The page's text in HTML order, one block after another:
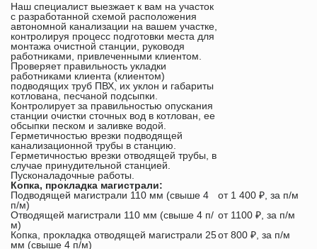
Наш специалист выезжает к вам на участок
с разработанной схемой расположения
автономной канализации на вашем участке,
контролируя процесс подготовки места для
монтажа очистной станции, руководя
работниками, привлеченными клиентом.
Проверяет правильность укладки
работниками клиента (клиентом)
подводящих труб ПВХ, их уклон и габариты
котлована, песчаной подсыпки.
Контролирует за правильностью опускания
станции очистки сточных вод в котлован, ее
обсыпки песком и заливке водой.
Герметичностью врезки подводящей
канализационной трубы в станцию.
Герметичностью врезки отводящей трубы, в
случае принудительной станцией.
Пусконаладочные работы.
Копка, прокладка магистрали:
Подводящей магистрали 110 мм (свыше 4
п/м)
от 1 400 ₽, за п/м
Отводящей магистрали 110 мм (свыше 4 п/
м)
от 1100 ₽, за п/м
Копка, прокладка отводящей магистрали 25
мм (свыше 4 п/м)
от 800 ₽, за п/м